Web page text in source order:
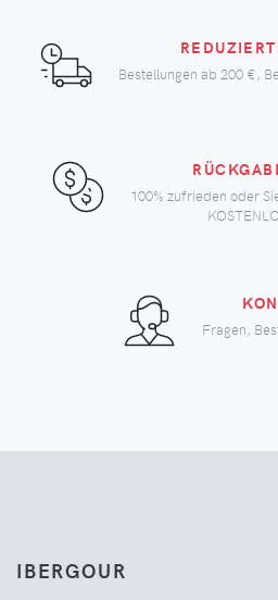
Bestellungen ab 200 €,
100% zufrieden oder
Fragen,
IBERGOUR